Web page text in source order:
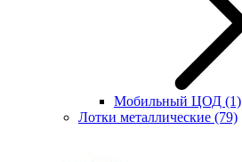
Мобильный ЦОД (1)
Лотки металлические (79)